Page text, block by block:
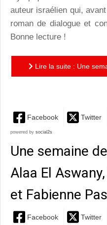
auteur israélien qui,
roman de dialogue et
Bonne lecture !
Lire la suite : Une
Facebook Twitter
powered by social2s
Une semaine
Alaa El
et Fabienne
Facebook Twitter